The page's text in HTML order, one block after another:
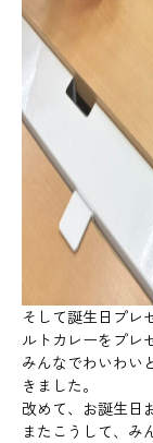
そして誕生日プレ
ルトカレーをプレ
みんなでわいわい
きました。
改めて、お誕生日
またこうして、み